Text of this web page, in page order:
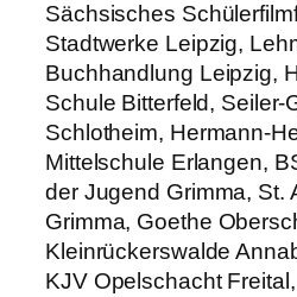
Sächsisches
Stadtwerke Leipzig,
Buchhandlung Leipzig,
Schule Bitterfeld, Seiler-
Schlotheim, Hermann-
Mittelschule Erlangen,
der Jugend Grimma, St.
Grimma, Goethe
Kleinrückerswalde
KJV Opelschacht